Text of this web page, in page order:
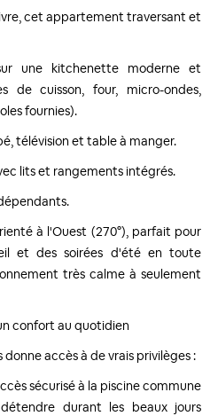
cet appartement traversant et
une kitchenette moderne et
de cuisson, four, micro-ondes,
fournies).
télévision et table à manger.
lits et rangements intégrés.
à l'Ouest (270°), parfait pour
et des soirées d'été en toute
très calme à seulement
confort au quotidien
accès à de vrais privilèges :
sécurisé à la piscine commune
durant les beaux jours